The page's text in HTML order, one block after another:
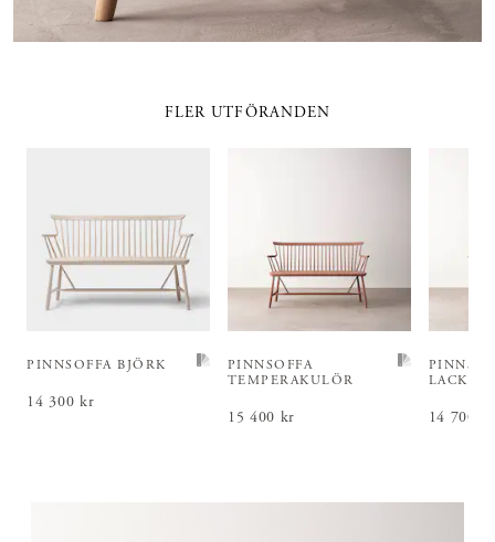
FLER UTFÖRANDEN
PINNSOFFA BJÖRK
Pris:14 300 kr
14 300 kr
PINNSOFFA
TEMPERAKULÖR
Pris:15 400 kr
15 400 kr Pris:14
14 700 kr